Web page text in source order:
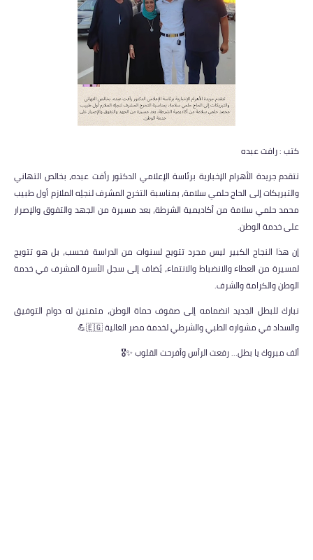
كتب : رافت عبده
تتقدم جريدة الأهرام الإخبارية برئاسة الإعلامي الدكتور رأفت عبده، بخالص التهاني
والتبريكات إلى الحاج حلمي سلامة، بمناسبة التخرج المشرف لنجلِه الملازم أول طبيب
محمد حلمي سلامة من أكاديمية الشرطة، بعد مسيرة من الجهد والتفوق والإصرار
على خدمة الوطن.
إن هذا النجاح الكبير ليس مجرد تتويج لسنوات من الدراسة فحسب، بل هو تتويج
لمسيرة من العطاء والانضباط والانتماء، يُضاف إلى سجل الأسرة المشرف في خدمة
الوطن والكرامة والشرف.
نبارك للبطل الجديد انضمامه إلى صفوف حماة الوطن، متمنين له دوام التوفيق
والسداد في مشواره الطبي والشرطي لخدمة مصر الغالية 🇪🇬💪
ألف مبروك يا بطل... رفعت الرأس وأفرحت القلوب ✨🎖️